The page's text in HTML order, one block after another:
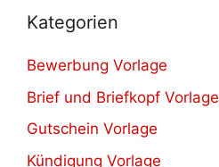
Kategorien
Bewerbung Vorlage
Brief und Briefkopf Vorlage
Gutschein Vorlage
Kündigung Vorlage